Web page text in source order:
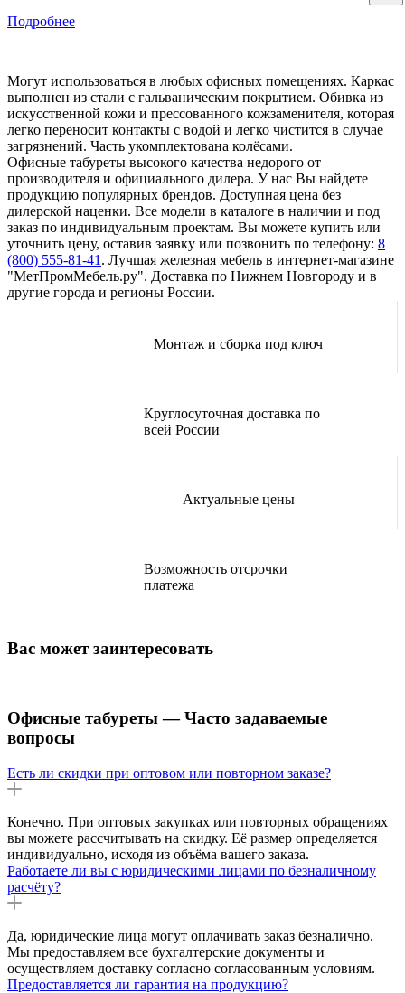
Подробнее
Могут использоваться в любых офисных помещениях. Каркас
выполнен из стали с гальваническим покрытием. Обивка из
искусственной кожи и прессованного кожзаменителя, которая
легко переносит контакты с водой и легко чистится в случае
загрязнений. Часть укомплектована колёсами.
Офисные табуреты высокого качества недорого от
производителя и официального дилера. У нас Вы найдете
продукцию популярных брендов. Доступная цена без
дилерской наценки. Все модели в каталоге в наличии и под
заказ по индивидуальным проектам. Вы можете купить или
уточнить цену, оставив заявку или позвонить по телефону: 8
(800) 555-81-41 . Лучшая железная мебель в интернет-магазине
"МетПромМебель.ру". Доставка по Нижнем Новгороду и в
другие города и регионы России.
Монтаж и сборка под ключ
Круглосуточная доставка по
всей России
Актуальные цены
Возможность отсрочки
платежа
Вас может заинтересовать
Офисные табуреты — Часто задаваемые
вопросы
Есть ли скидки при оптовом или повторном заказе?
Конечно. При оптовых закупках или повторных обращениях
вы можете рассчитывать на скидку. Её размер определяется
индивидуально, исходя из объёма вашего заказа.
Работаете ли вы с юридическими лицами по безналичному
расчёту?
Да, юридические лица могут оплачивать заказ безналично.
Мы предоставляем все бухгалтерские документы и
осуществляем доставку согласно согласованным условиям.
Предоставляется ли гарантия на продукцию?